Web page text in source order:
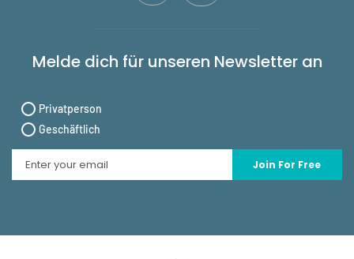
Melde dich für unseren Newsletter an
Privatperson
Geschäftlich
Join For Free